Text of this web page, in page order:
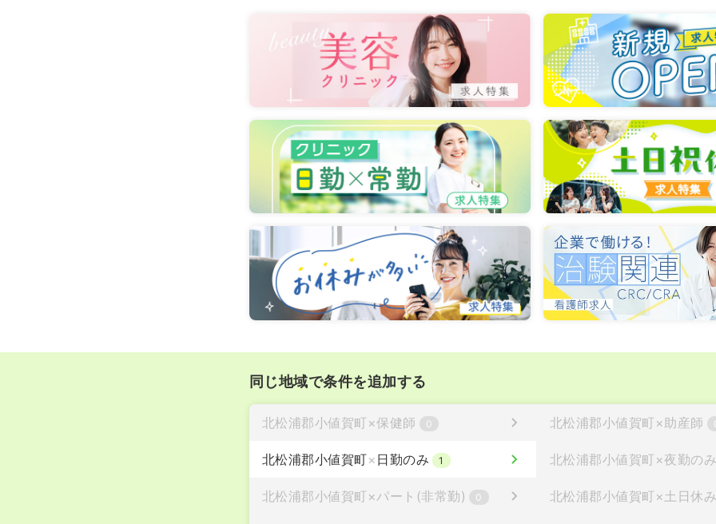
同じ地域で条件を追加する
北松浦郡小値賀町 ×保健師 0 北松浦郡小値賀町 ×助産師
北松浦郡小値賀町× 日勤のみ 1 北松浦郡小値賀町 ×夜勤のみ
北松浦郡小値賀町 ×パート(非常勤) 0 北松浦郡小値賀町 × 土日休み